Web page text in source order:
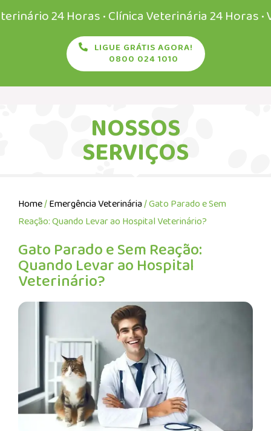
Horas • Clínica Veterinária 24 Horas •
LIGUE GRÁTIS AGORA!
0800 024 1010
NOSSOS
SERVIÇOS
Home/Emergência Veterinária/ Gato Parado e Sem
Reação: Quando Levar ao Hospital Veterinário?
Gato Parado e Sem Reação:
Quando Levar ao Hospital
Veterinário?